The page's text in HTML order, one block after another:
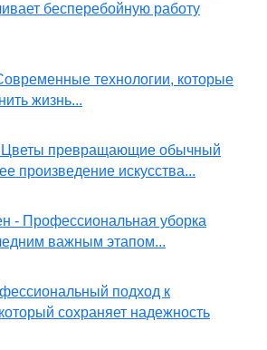
бесперебойную работу
технологии, которые
жизнь...
превращающие обычный
произведение искусства...
- Профессиональная уборка
важным этапом...
подход к
сохраняет надежность